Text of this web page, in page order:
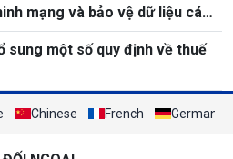
mạng và bảo vệ dữ liệu cá
sung một số quy định về thuế
Chinese French German